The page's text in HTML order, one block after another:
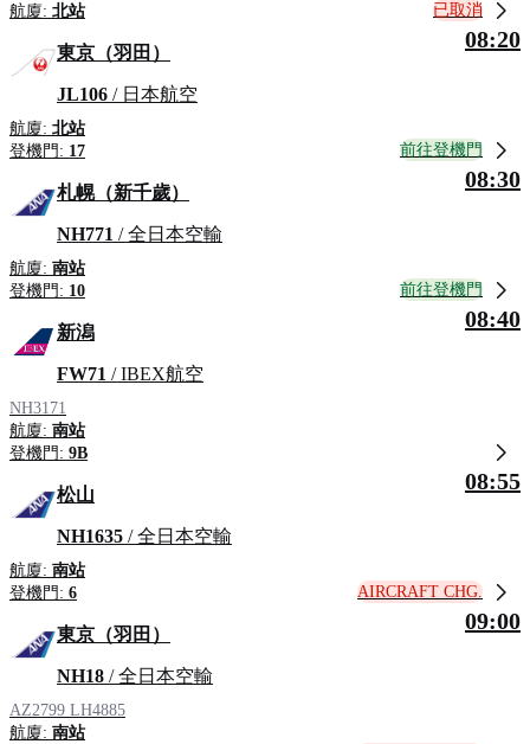
航廈: 北站 已取消
東京（羽田）
JL106 / 日本航空
航廈: 北站
登機門: 17
08:20
前往登機門
札幌（新千歲）
NH771 / 全日本空輸
航廈: 南站
登機門: 10
08:30
前往登機門
新潟
FW71 / IBEX航空
NH3171
航廈: 南站
登機門: 9B
08:40
松山
NH1635 / 全日本空輸
航廈: 南站
登機門: 6
08:55
AIRCRAFT CHG.
東京（羽田）
NH18 / 全日本空輸
AZ2799 LH4885
航廈: 南站
09:00